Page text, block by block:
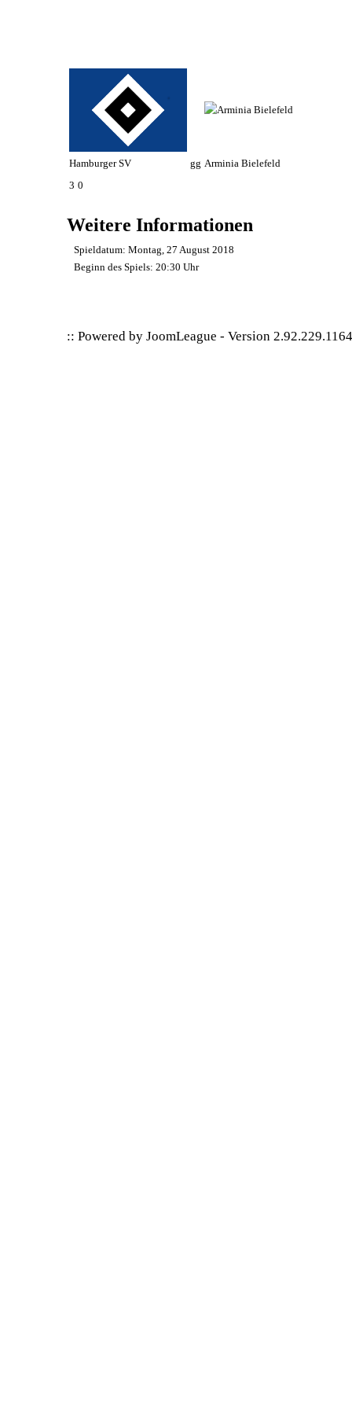
Hamburger SV gg Arminia Bielefeld
3 0
Weitere Informationen
Spieldatum: Montag, 27 August 2018
Beginn des Spiels: 20:30 Uhr
:: Powered byJoomLeague -Version